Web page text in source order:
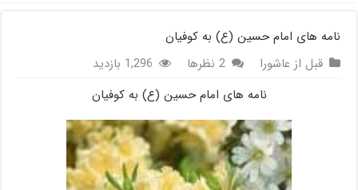
نامه های امام حسین (ع) به کوفیان
قبل از عاشورا
2 نظرها
1,296 بازدید
نامه های امام حسین (ع) به کوفیان